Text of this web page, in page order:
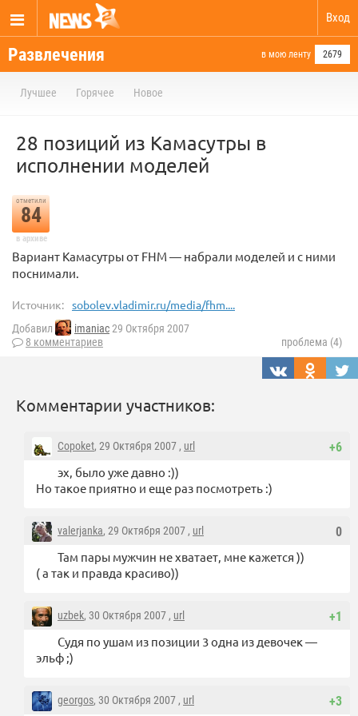
Вход
Развлечения в мою ленту 2679
Лучшее Горячее Новое
28 позиций из Камасутры в
исполнении моделей
отметили
84
в архиве
Вариант Камасутры от FHM — набрали моделей и с ними
поснимали.
Источник: sobolev.vladimir.ru/media/fhm....
Добавил imaniac29 Октября 2007
8 комментариев
проблема (4)
Комментарии участников:
+6
Copoket, 29 Октября 2007 , url
эх, было уже давно :))
Но такое приятно и еще раз посмотреть :)
0
valerjanka, 29 Октября 2007 , url
Там пары мужчин не хватает, мне кажется ))
( а так и правда красиво))
+1
uzbek, 30 Октября 2007 , url
Судя по ушам из позиции 3 одна из девочек —
эльф ;)
+3
georgos, 30 Октября 2007 , url